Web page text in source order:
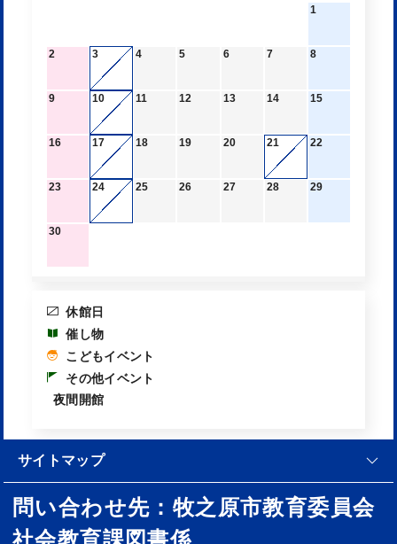
1
2 3 4 5 6 7 8
9 10 11 12 13 14 15
16 17 18 19 20 21 22
23 24 25 26 27 28 29
30
休館日
催し物
こどもイベント
その他イベント
夜間開館
サイトマップ
問い合わせ先：牧之原市教育委員会
社会教育課図書係